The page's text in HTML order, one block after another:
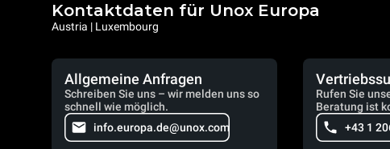
Kontaktdaten für Unox Europa
Austria | Luxembourg
Allgemeine Anfragen
Schreiben Sie uns – wir melden uns so
schnell wie möglich.
info.europa.de@unox.com
Rufen Sie
Beratung ist
+43 1